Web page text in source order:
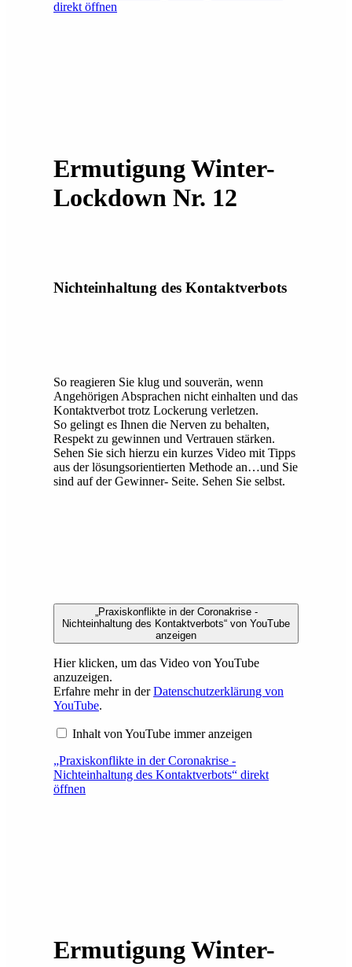
direkt öffnen
Ermutigung Winter-
Lockdown Nr. 12
Nichteinhaltung des Kontaktverbots
So reagieren Sie klug und souverän, wenn
Angehörigen Absprachen nicht einhalten und das
Kontaktverbot trotz Lockerung verletzen.
So gelingt es Ihnen die Nerven zu behalten,
Respekt zu gewinnen und Vertrauen stärken.
Sehen Sie sich hierzu ein kurzes Video mit Tipps
aus der lösungsorientierten Methode an…und Sie
sind auf der Gewinner- Seite. Sehen Sie selbst.
„Praxiskonflikte in der Coronakrise -
Nichteinhaltung des Kontaktverbots“ von YouTube
anzeigen
Hier klicken, um das Video von YouTube
anzuzeigen.
Erfahre mehr in derDatenschutzerklärung von
YouTube.
Inhalt von YouTube immer anzeigen
„Praxiskonflikte in der Coronakrise -
Nichteinhaltung des Kontaktverbots“ direkt
öffnen
Ermutigung Winter-